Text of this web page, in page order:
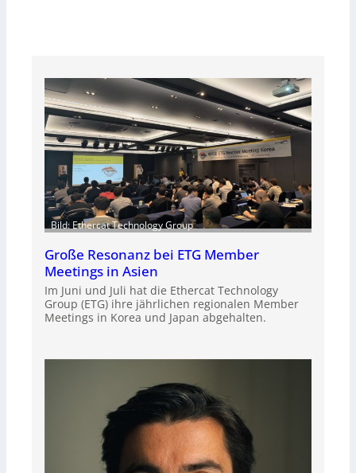
Bild: Ethercat Technology Group
Große Resonanz bei ETG Member
Meetings in Asien
Im Juni und Juli hat die Ethercat Technology
Group (ETG) ihre jährlichen regionalen Member
Meetings in Korea und Japan abgehalten.